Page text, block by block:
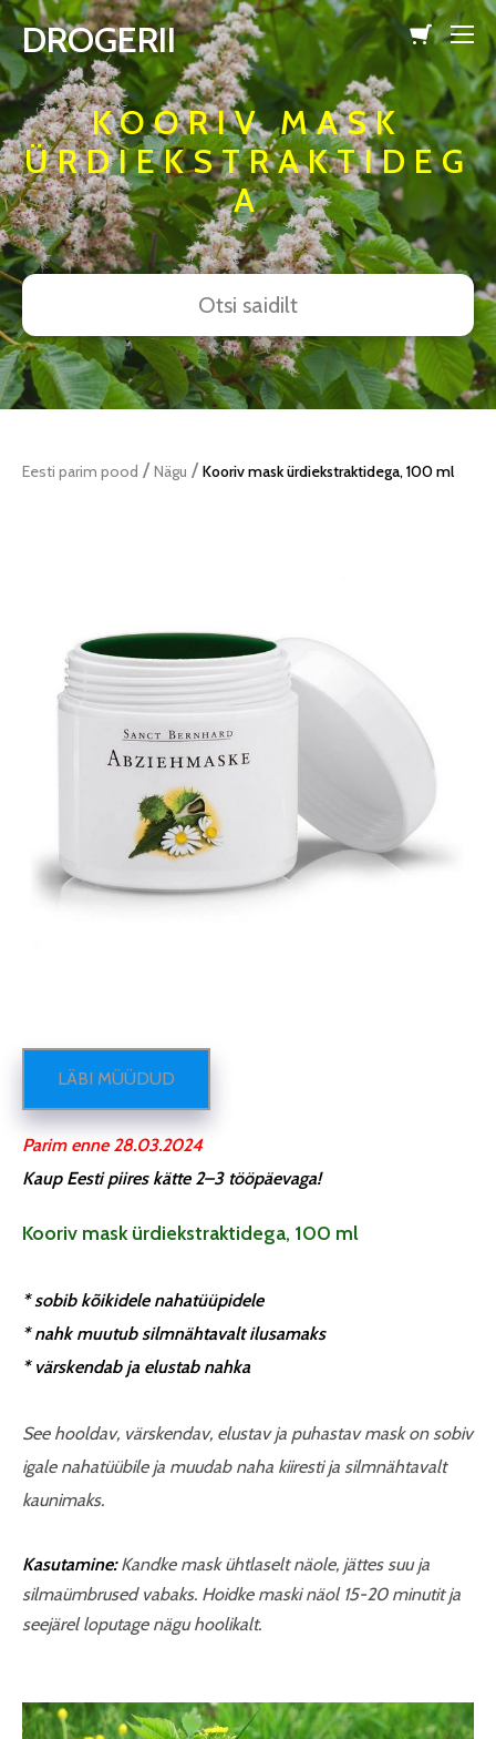
lisati ostukorvi. Vaata ostukorvi
DROGERII
KOORIV MASK
ÜRDIEKSTRAKTIDEG
A
Eesti parim pood / Nägu / Kooriv mask ürdiekstraktidega, 100 ml
LÄBI MÜÜDUD
Parim enne 28.03.2024
Kaup Eesti piires kätte 2–3 tööpäevaga!
Kooriv mask ürdiekstraktidega, 100 ml
* sobib kõikidele nahatüüpidele
* nahk muutub silmnähtavalt ilusamaks
* värskendab ja elustab nahka
See hooldav, värskendav, elustav ja puhastav mask on sobiv
igale nahatüübile ja muudab naha kiiresti ja silmnähtavalt
kaunimaks.
Kasutamine:Kandke mask ühtlaselt näole, jättes suu ja
silmaümbrused vabaks. Hoidke maski näol 15-20 minutit ja
seejärel loputage nägu hoolikalt.